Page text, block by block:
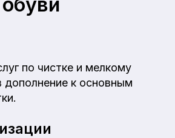
по чистке и мелкому
дополнение к основным